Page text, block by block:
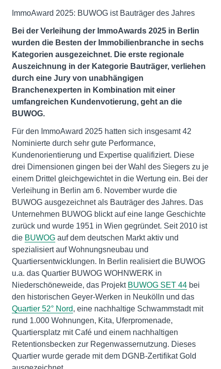
ImmoAward 2025: BUWOG ist Bauträger des Jahres
Bei der Verleihung der ImmoAwards 2025 in Berlin
wurden die Besten der Immobilienbranche in sechs
Kategorien ausgezeichnet. Die erste regionale
Auszeichnung in der Kategorie Bauträger, verliehen
durch eine Jury von unabhängigen
Branchenexperten in Kombination mit einer
umfangreichen Kundenvotierung, geht an die
BUWOG.
Für den ImmoAward 2025 hatten sich insgesamt 42
Nominierte durch sehr gute Performance,
Kundenorientierung und Expertise qualifiziert. Diese
drei Dimensionen gingen bei der Wahl des Siegers zu je
einem Drittel gleichgewichtet in die Wertung ein. Bei der
Verleihung in Berlin am 6. November wurde die
BUWOG ausgezeichnet als Bauträger des Jahres. Das
Unternehmen BUWOG blickt auf eine lange Geschichte
zurück und wurde 1951 in Wien gegründet. Seit 2010 ist
die BUWOG auf dem deutschen Markt aktiv und
spezialisiert auf Wohnungsneubau und
Quartiersentwicklungen. In Berlin realisiert die BUWOG
u.a. das Quartier BUWOG WOHNWERK in
Niederschöneweide, das Projekt BUWOG SET 44 bei
den historischen Geyer-Werken in Neukölln und das
Quartier 52° Nord, eine nachhaltige Schwammstadt mit
rund 1.000 Wohnungen, Kita, Uferpromenade,
Quartiersplatz mit Café und einem nachhaltigen
Retentionsbecken zur Regenwassernutzung. Dieses
Quartier wurde gerade mit dem DGNB-Zertifikat Gold